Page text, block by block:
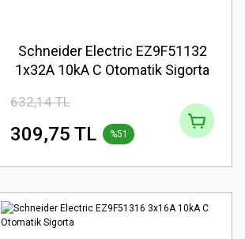
Schneider Electric EZ9F51132
1x32A 10kA C Otomatik Sigorta
632,14 TL
309,75 TL %51